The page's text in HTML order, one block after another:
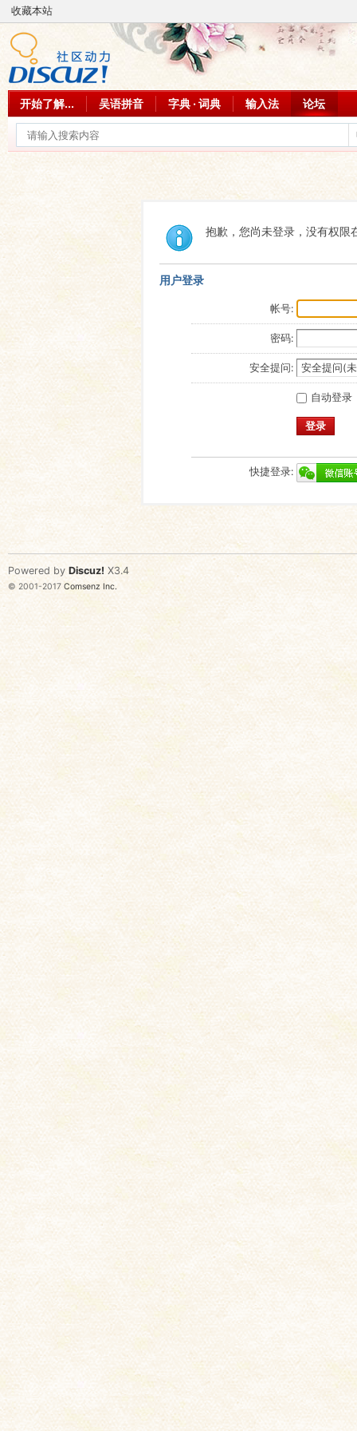
收藏本站
开始了解... 吴语拼音 字典 · 词典 输入法 论坛
抱歉，您尚未登录，没有权限
用户登录
帐号:
密码:
安全提问:
自动登录
登录
快捷登录:
Powered by Discuz! X3.4
© 2001-2017 Comsenz Inc.